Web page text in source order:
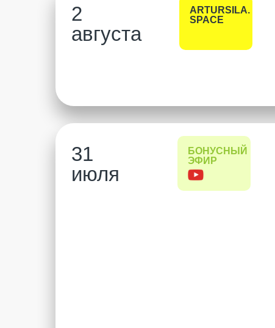
2
августа
ARTURSILA.
SPACE
31
июля
БОНУСНЫЙ
ЭФИР